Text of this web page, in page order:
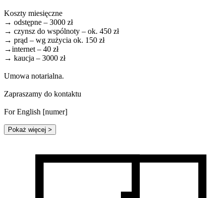
Koszty miesięczne
→ odstępne – 3000 zł
→ czynsz do wspólnoty – ok. 450 zł
→ prąd – wg zużycia ok. 150 zł
→internet – 40 zł
→ kaucja – 3000 zł
Umowa notarialna.
Zapraszamy do kontaktu
For English [numer]
Pokaż więcej >